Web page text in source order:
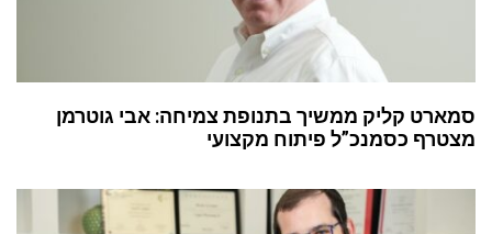
סמארט קליק ממשיך בתנופת צמיחה: אבי גוטרמן
מצטרף כסמנכ”ל פיתוח מקצועי